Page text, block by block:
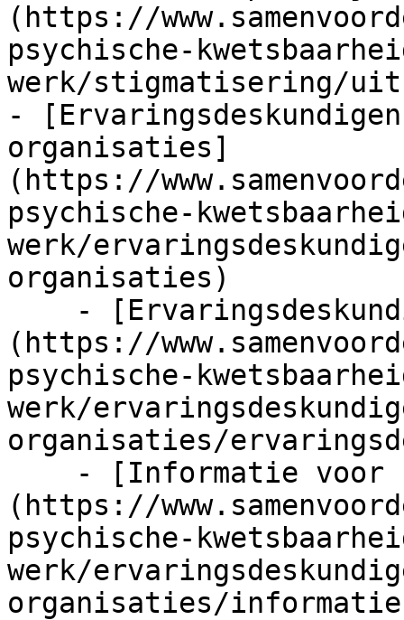
(https://
psychische-
werk/stigmatisering/
-
organisaties]
(https://
psychische-
werk/
organisaties)
(https://
psychische-
werk/
organisaties/
(https://
psychische-
werk/
organisaties/